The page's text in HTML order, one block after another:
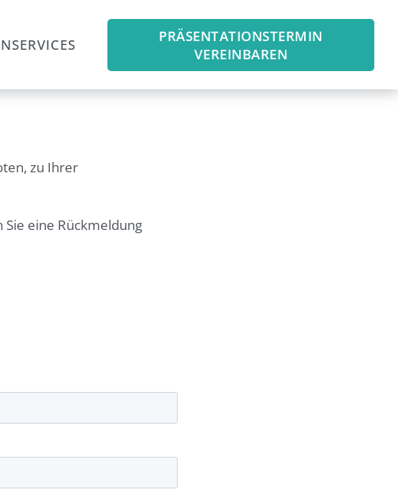
PRÄSENTATIONSTERMIN
VEREINBAREN
zu Ihrer
eine Rückmeldung